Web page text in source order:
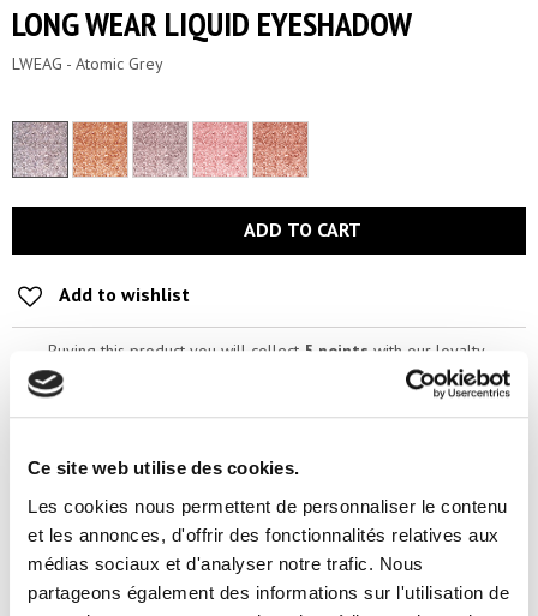
Ce site web utilise des cookies.
Les cookies nous permettent de personnaliser le contenu
et les annonces, d'offrir des fonctionnalités relatives aux
médias sociaux et d'analyser notre trafic. Nous
partageons également des informations sur l'utilisation de
LONG WEAR LIQUID EYESHADOW
LWEAG - Atomic Grey
ADD TO CART
Add to wishlist
Buying this product you will collect 5 points with our loyalty
program. Your cart will total
that can be converted into a
voucher for a future purchase.
Shipping time 4 to 8 days*
Contact us